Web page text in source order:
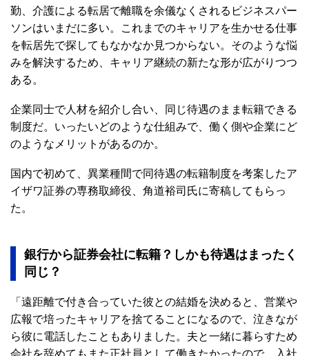
勤、介護による転居で離職を余儀なくされるビジネスパー
ソンはいまだに多い。これまでのキャリアを生かせる仕事
を転居先で探してもなかなか見つからない。そのような悩
みを解決するため、キャリア継続の新たな形が広がりつつ
ある。
企業同士で人材を紹介し合い、同じ待遇のまま転籍できる
制度だ。いったいどのような仕組みで、働く側や企業にど
のようなメリットがあるのか。
国内で初めて、異業種間で同待遇の転籍制度を考案したア
イザワ証券の専務取締役、角道裕司氏に寄稿してもらっ
た。
銀行から証券会社に転籍？しかも待遇はまったく
同じ？
「遠距離で付き合っていた彼との結婚を決めると、営業や
広報で培ったキャリアを捨てることになるので、泣きなが
ら彼に電話したこともありました。夫と一緒に暮らすため
会社を辞めてもまた正社員として働きたかったので、入社